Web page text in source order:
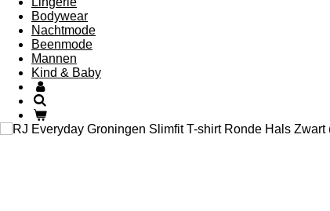
Bodywear
Nachtmode
Beenmode
Mannen
Kind & Baby